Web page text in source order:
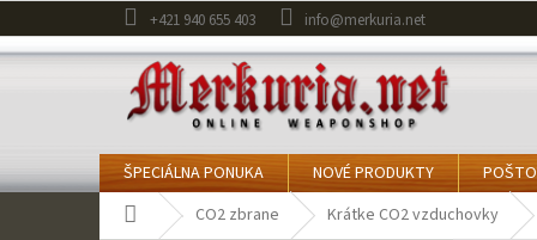
na
obsah
+421 940 655 403 info@merkuria.net
ŠPECIÁLNA PONUKA NOVÉ PRODUKTY
Domov CO2 zbrane Krátke CO2 vzduchovky